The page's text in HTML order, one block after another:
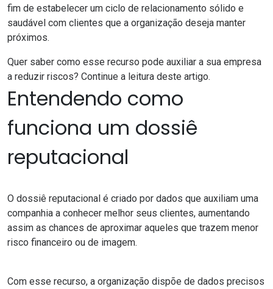
fim de estabelecer um ciclo de relacionamento sólido e
saudável com clientes que a organização deseja manter
próximos.
Quer saber como esse recurso pode auxiliar a sua empresa
a reduzir riscos? Continue a leitura deste artigo.
Entendendo como
funciona um dossiê
reputacional
O dossiê reputacional é criado por dados que auxiliam uma
companhia a conhecer melhor seus clientes, aumentando
assim as chances de aproximar aqueles que trazem menor
risco financeiro ou de imagem.
Com esse recurso, a organização dispõe de dados precisos